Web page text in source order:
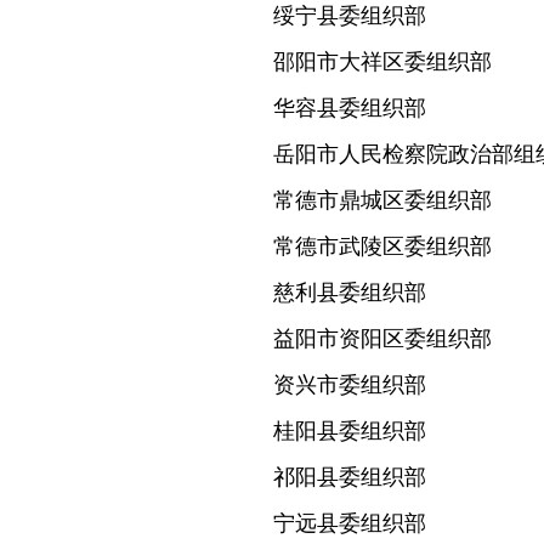
绥宁县委组织部
邵阳市大祥区委组织部
华容县委组织部
岳阳市人民检察院政治部组
常德市鼎城区委组织部
常德市武陵区委组织部
慈利县委组织部
益阳市资阳区委组织部
资兴市委组织部
桂阳县委组织部
祁阳县委组织部
宁远县委组织部